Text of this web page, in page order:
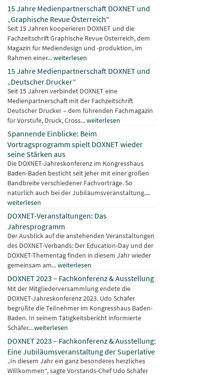
15 Jahre Medienpartnerschaft DOXNET und
„Graphische Revue Österreich“
Seit 15 Jahren kooperieren DOXNET und die
Fachzeitschrift Graphische Revue Österreich, dem
Magazin für Mediendesign und -produktion, im
Rahmen einer...weiterlesen
15 Jahre Medienpartnerschaft DOXNET und
„Deutscher Drucker“
Seit 15 Jahren verbindet DOXNET eine
Medienpartnerschaft mit der Fachzeitschrift
Deutscher Drucker – dem führenden Fachmagazin
für Vorstufe, Druck, Cross...weiterlesen
Spannende Einblicke: Beim
Vortragsprogramm spielt DOXNET wieder
seine Stärken aus
Die DOXNET-Jahreskonferenz im Kongresshaus
Baden-Baden besticht seit jeher mit einer großen
Bandbreite verschiedener Fachvorträge. So
natürlich auch bei der Jubiläumsveranstaltung....
weiterlesen
DOXNET-Veranstaltungen: Das
Jahresprogramm
Der Ausblick auf die anstehenden Veranstaltungen
des DOXNET-Verbands: Der Education-Day und der
DOXNET-Thementag finden in diesem Jahr wieder
gemeinsam am...weiterlesen
DOXNET 2023 – Fachkonferenz & Ausstellung
Mit der Mitgliederversammlung endete die
DOXNET-Jahreskonferenz 2023. Udo Schäfer
begrüßte die Teilnehmer im Kongresshaus Baden-
Baden. In seinem Tätigkeitsbericht informierte
Schäfer...weiterlesen
DOXNET 2023 – Fachkonferenz & Ausstellung:
Eine Jubiläumsveranstaltung der Superlative
„In diesem Jahr ein ganz besonderes herzliches
Willkommen“, sagte Vorstands-Chef Udo Schäfer